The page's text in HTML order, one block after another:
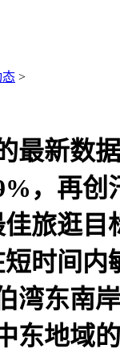
态 >
新数据
，再创
佳旅逛
时间内
湾东南
东地域